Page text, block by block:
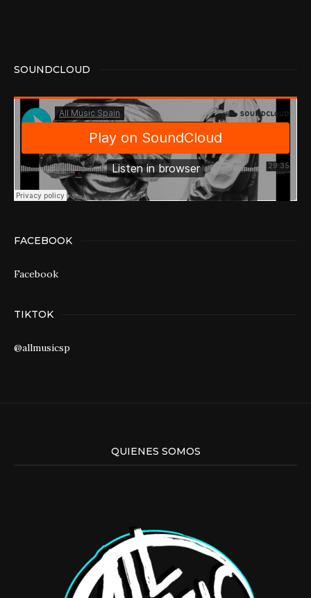
SOUNDCLOUD
FACEBOOK
Facebook
TIKTOK
@allmusicsp
QUIENES SOMOS